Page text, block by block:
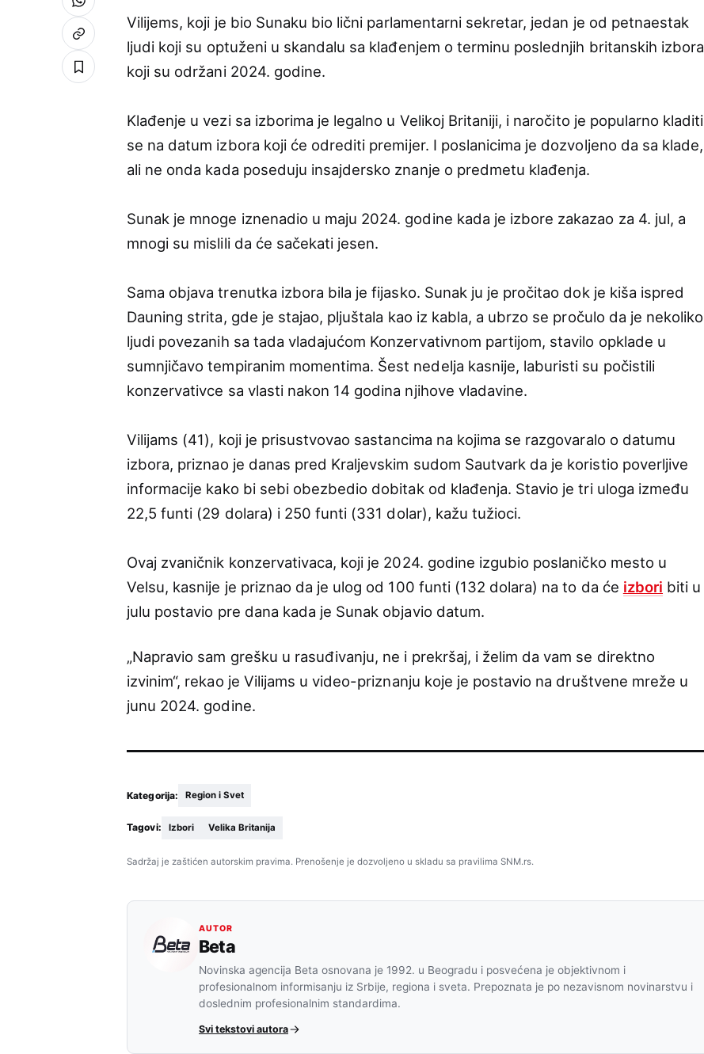
Vilijems, koji je bio Sunaku bio lični parlamentarni sekretar, jedan je od petnaestak
ljudi koji su optuženi u skandalu sa klađenjem o terminu poslednjih britanskih izbora
koji su održani 2024. godine.
Klađenje u vezi sa izborima je legalno u Velikoj Britaniji, i naročito je popularno kladiti
se na datum izbora koji će odrediti premijer. I poslanicima je dozvoljeno da sa klade,
ali ne onda kada poseduju insajdersko znanje o predmetu klađenja.
Sunak je mnoge iznenadio u maju 2024. godine kada je izbore zakazao za 4. jul, a
mnogi su mislili da će sačekati jesen.
Sama objava trenutka izbora bila je fijasko. Sunak ju je pročitao dok je kiša ispred
Dauning strita, gde je stajao, pljuštala kao iz kabla, a ubrzo se pročulo da je nekoliko
ljudi povezanih sa tada vladajućom Konzervativnom partijom, stavilo opklade u
sumnjičavo tempiranim momentima. Šest nedelja kasnije, laburisti su počistili
konzervativce sa vlasti nakon 14 godina njihove vladavine.
Vilijams (41), koji je prisustvovao sastancima na kojima se razgovaralo o datumu
izbora, priznao je danas pred Kraljevskim sudom Sautvark da je koristio poverljive
informacije kako bi sebi obezbedio dobitak od klađenja. Stavio je tri uloga između
22,5 funti (29 dolara) i 250 funti (331 dolar), kažu tužioci.
Ovaj zvaničnik konzervativaca, koji je 2024. godine izgubio poslaničko mesto u
Velsu, kasnije je priznao da je ulog od 100 funti (132 dolara) na to da će izbori biti u
julu postavio pre dana kada je Sunak objavio datum.
„Napravio sam grešku u rasuđivanju, ne i prekršaj, i želim da vam se direktno
izvinim“, rekao je Vilijams u video-priznanju koje je postavio na društvene mreže u
junu 2024. godine.
Kategorija: Region i Svet
Tagovi: Izbori Velika Britanija
Sadržaj je zaštićen autorskim pravima. Prenošenje je dozvoljeno u skladu sa pravilima SNM.rs.
AUTOR
Beta
Novinska agencija Beta osnovana je 1992. u Beogradu i posvećena je objektivnom i
profesionalnom informisanju iz Srbije, regiona i sveta. Prepoznata je po nezavisnom novinarstvu i
doslednim profesionalnim standardima.
Svi tekstovi autora